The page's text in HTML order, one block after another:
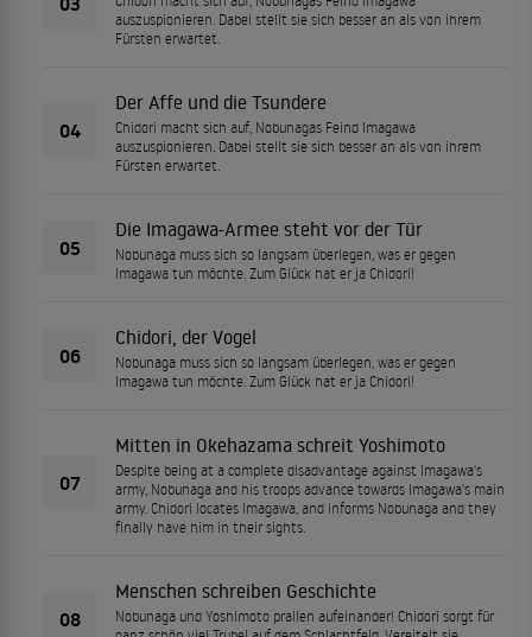
auszuspionieren. Dabei stellt sie sich besser an als von ihrem
Fürsten erwartet.
04
Der Affe und die Tsundere
Chidori macht sich auf, Nobunagas Feind Imagawa
auszuspionieren. Dabei stellt sie sich besser an als von ihrem
Fürsten erwartet.
05
Die Imagawa-Armee steht vor der Tür
Nobunaga muss sich so langsam überlegen, was er gegen
Imagawa tun möchte. Zum Glück hat er ja Chidori!
06
Chidori, der Vogel
Nobunaga muss sich so langsam überlegen, was er gegen
Imagawa tun möchte. Zum Glück hat er ja Chidori!
07
Mitten in Okehazama schreit Yoshimoto
Despite being at a complete disadvantage against Imagawa's
army, Nobunaga and his troops advance towards Imagawa's main
army. Chidori locates Imagawa, and informs Nobunaga and they
finally have him in their sights.
08
Menschen schreiben Geschichte
Nobunaga und Yoshimoto prallen aufeinander! Chidori sorgt für